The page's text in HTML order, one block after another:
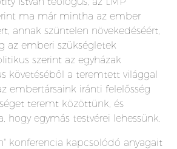
ma már mintha az ember
annak szüntelen növekedéséért,
az emberi szükségletek
szerint az egyházak
követéséből a teremtett világgal
embertársaink iránti felelősség
teremt közöttünk, és
hogy egymás testvérei lehessünk.
konferencia kapcsolódó anyagait